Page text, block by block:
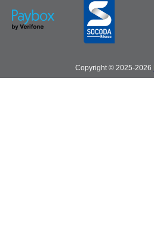
Copyright © 2025-2026